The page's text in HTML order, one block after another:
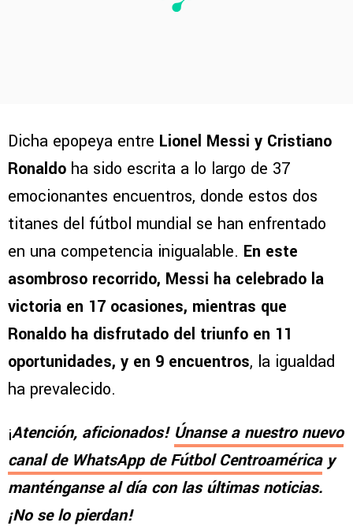
Dicha epopeya entre Lionel Messi y Cristiano
Ronaldo ha sido escrita a lo largo de 37
emocionantes encuentros, donde estos dos
titanes del fútbol mundial se han enfrentado
en una competencia inigualable. En este
asombroso recorrido, Messi ha celebrado la
victoria en 17 ocasiones, mientras que
Ronaldo ha disfrutado del triunfo en 11
oportunidades, y en 9 encuentros, la igualdad
ha prevalecido.
¡Atención, aficionados! Únanse a nuestro nuevo
canal de WhatsApp de Fútbol Centroaméricay
manténganse al día con las últimas noticias.
¡No se lo pierdan!